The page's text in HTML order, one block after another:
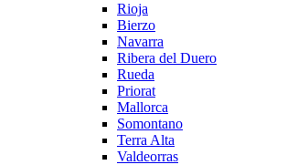
Rioja
Bierzo
Navarra
Ribera del Duero
Rueda
Priorat
Mallorca
Somontano
Terra Alta
Valdeorras